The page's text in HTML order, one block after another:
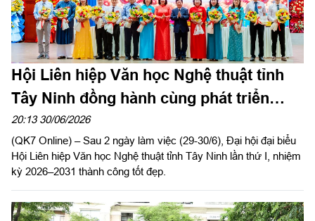
Hội Liên hiệp Văn học Nghệ thuật tỉnh
Tây Ninh đồng hành cùng phát triển
kinh tế - xã hội địa phương
20:13 30/06/2026
(QK7 Online) – Sau 2 ngày làm việc (29-30/6), Đại hội đại biểu
Hội Liên hiệp Văn học Nghệ thuật tỉnh Tây Ninh lần thứ I, nhiệm
kỳ 2026–2031 thành công tốt đẹp.